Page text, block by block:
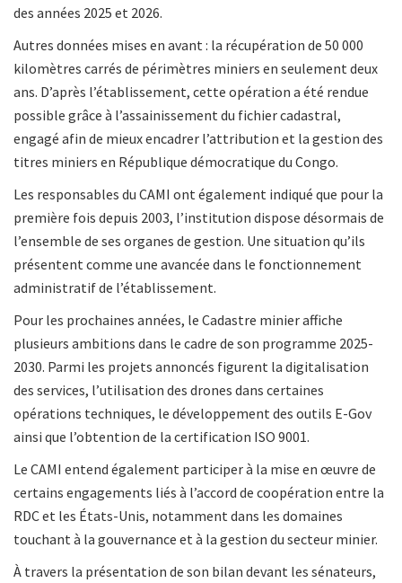
des années 2025 et 2026.
Autres données mises en avant : la récupération de 50 000
kilomètres carrés de périmètres miniers en seulement deux
ans. D’après l’établissement, cette opération a été rendue
possible grâce à l’assainissement du fichier cadastral,
engagé afin de mieux encadrer l’attribution et la gestion des
titres miniers en République démocratique du Congo.
Les responsables du CAMI ont également indiqué que pour la
première fois depuis 2003, l’institution dispose désormais de
l’ensemble de ses organes de gestion. Une situation qu’ils
présentent comme une avancée dans le fonctionnement
administratif de l’établissement.
Pour les prochaines années, le Cadastre minier affiche
plusieurs ambitions dans le cadre de son programme 2025-
2030. Parmi les projets annoncés figurent la digitalisation
des services, l’utilisation des drones dans certaines
opérations techniques, le développement des outils E-Gov
ainsi que l’obtention de la certification ISO 9001.
Le CAMI entend également participer à la mise en œuvre de
certains engagements liés à l’accord de coopération entre la
RDC et les États-Unis, notamment dans les domaines
touchant à la gouvernance et à la gestion du secteur minier.
À travers la présentation de son bilan devant les sénateurs,